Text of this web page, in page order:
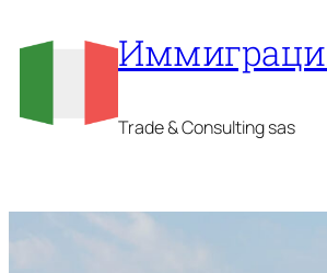
Trade & Consulting sas